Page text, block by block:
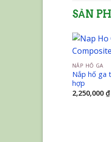
SẢN
NẮP HỐ GA
Nắp hố ga
hợp
2,250,000 ₫